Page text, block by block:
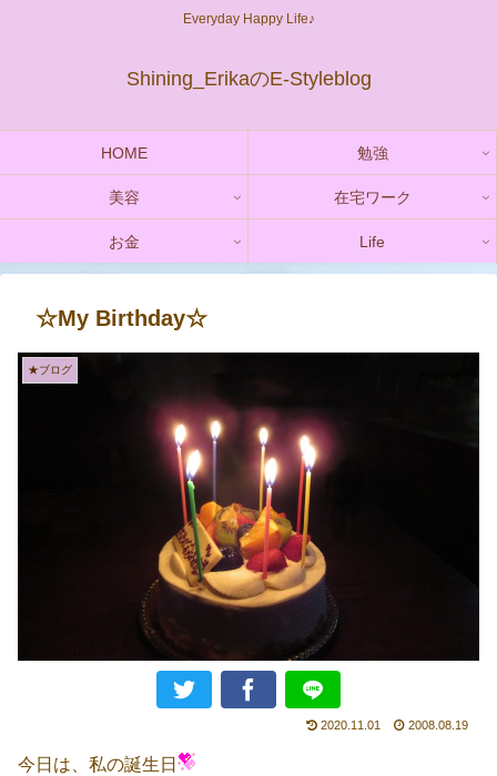
Everyday Happy Life♪
Shining_ErikaのE-Styleblog
HOME 勉強
美容 在宅ワーク
お金 Life
☆My Birthday☆
★ブログ
2020.11.01 2008.08.19
今日は、私の誕生日